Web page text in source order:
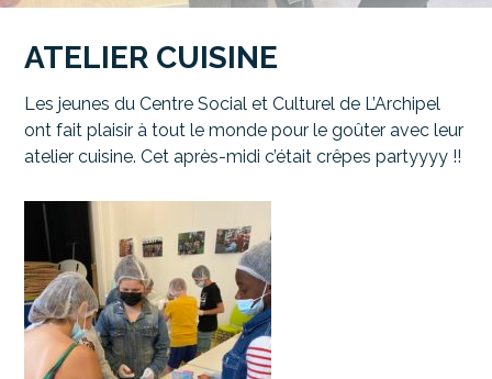
ATELIER CUISINE
Les jeunes du Centre Social et Culturel de L’Archipel
ont fait plaisir à tout le monde pour le goûter avec leur
atelier cuisine. Cet après-midi c’était crêpes partyyyy !!